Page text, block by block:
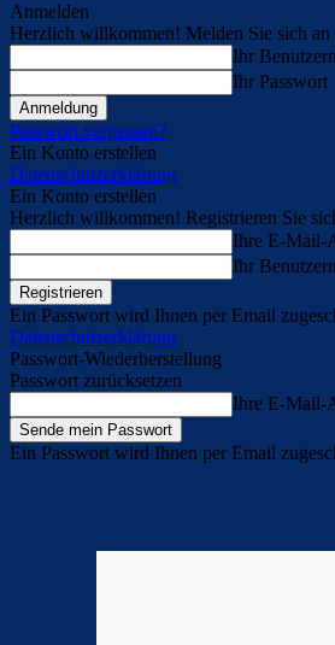
Anmelden
Herzlich willkommen! Melden Sie sich an
Ihr
Ihr Passwort
Passwort vergessen?
Ein Konto erstellen
Datenschutzerklärung
Ein Konto erstellen
Herzlich willkommen! Registrieren Sie
Ihre E-Mail-
Ihr
Ein Passwort wird Ihnen per Email
Datenschutzerklärung
Passwort-Wiederherstellung
Passwort zurücksetzen
Ihre E-Mail-
Ein Passwort wird Ihnen per Email